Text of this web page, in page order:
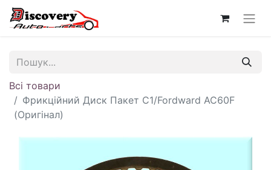
Всі товари
Фрикційний Диск Пакет C1/Fordward AC60F
(Оригінал)